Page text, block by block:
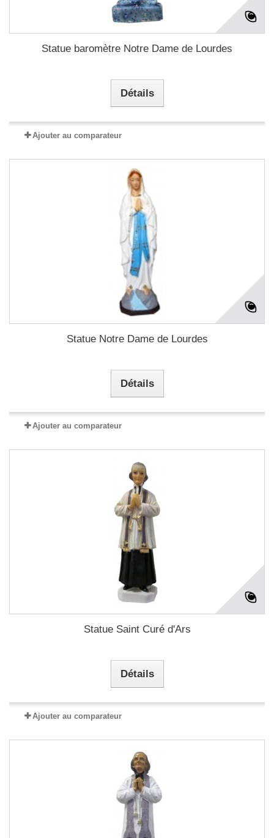
Statue baromètre Notre Dame de Lourdes
Détails
Ajouter au comparateur
Statue Notre Dame de Lourdes
Détails
Ajouter au comparateur
Statue Saint Curé d'Ars
Détails
Ajouter au comparateur